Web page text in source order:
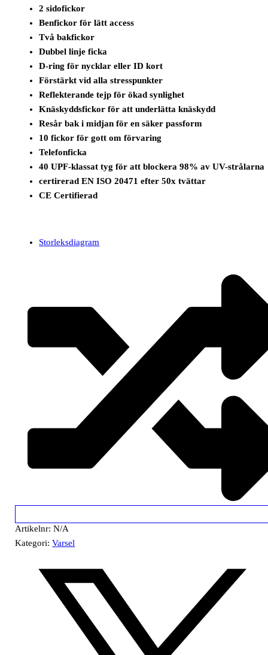
2 sidofickor
Benfickor för lätt access
Två bakfickor
Dubbel linje ficka
D-ring för nycklar eller ID kort
Förstärkt vid alla stresspunkter
Reflekterande tejp för ökad synlighet
Knäskyddsfickor för att underlätta knäskydd
Resår bak i midjan för en säker passform
10 fickor för gott om förvaring
Telefonficka
40 UPF-klassat tyg för att blockera 98% av UV-strålarna
certirerad EN ISO 20471 efter 50x tvättar
CE Certifierad
Storleksdiagram
Artikelnr:N/A
Kategori:Varsel